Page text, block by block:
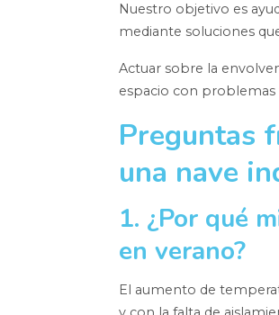
Nuestro objetivo es
mediante soluciones
Actuar sobre la
espacio con problemas
Preguntas
una nave
1. ¿Por qué
en verano?
El aumento de